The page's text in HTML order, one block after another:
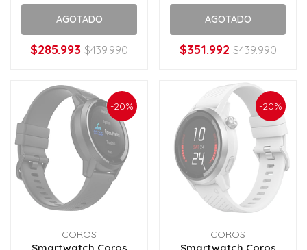
AGOTADO
$285.993 $439.990
AGOTADO
$351.992 $439.990
-20%
COROS
-20%
COROS